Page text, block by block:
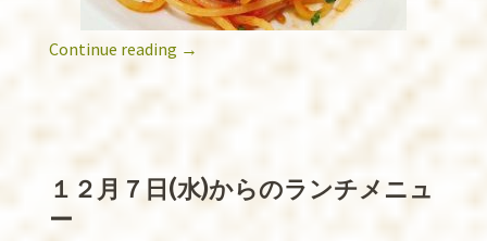
Continue reading →
１２月７日(水)からのランチメニュ
ー